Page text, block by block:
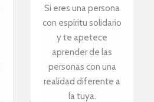
Si eres una persona
con espíritu solidario
y te apetece
aprender de las
personas con una
realidad diferente a
la tuya.